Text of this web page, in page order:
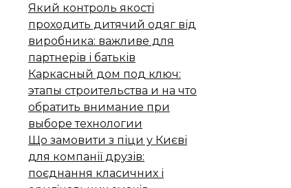
Який контроль якості
проходить дитячий одяг від
виробника: важливе для
партнерів і батьків
Каркасный дом под ключ:
этапы строительства и на что
обратить внимание при
выборе технологии
Що замовити з піци у Києві
для компанії друзів:
поєднання класичних і